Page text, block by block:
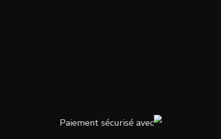
Paiement sécurisé avec